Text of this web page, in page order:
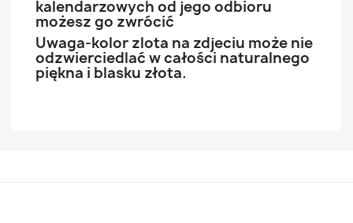
kalendarzowych od jego odbioru
możesz go zwrócić
Uwaga-kolor zlota na zdjeciu może nie
odzwierciedlać w całości naturalnego
piękna i blasku złota.